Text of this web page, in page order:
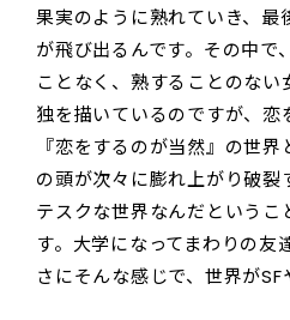
果実のように熟れていき、最
が飛び出るんです。その中で
ことなく、熟することのな
独を描いているのですが、恋
『恋をするのが当然』の世
の頭が次々に膨れ上がり破裂
テスクな世界なんだというこ
す。大学になってまわりの友
さにそんな感じで、世界がSF